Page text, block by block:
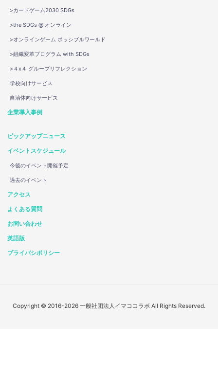
>カードゲーム2030 SDGs
>the SDGs @ オンライン
>オンラインゲーム ポッシブルワールド
>組織変革プログラム with SDGs
>４x４ グループリフレクション
学校向けサービス
自治体向けサービス
企業導入事例
ピックアップニュース
イベントスケジュール
今後のイベント開催予定
過去のイベント
アクセス
よくある質問
お問い合わせ
英語版
プライバシポリシー
Copyright © 2016-2026 一般社団法人イマココラボ All Rights Reserved.